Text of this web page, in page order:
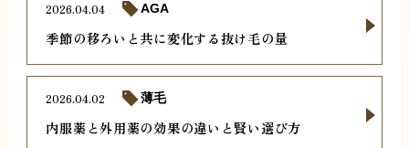
季節の移ろいと共に変化する抜け毛の量
2026.04.04 AGA
内服薬と外用薬の効果の違いと賢い選び方
2026.04.02 薄毛